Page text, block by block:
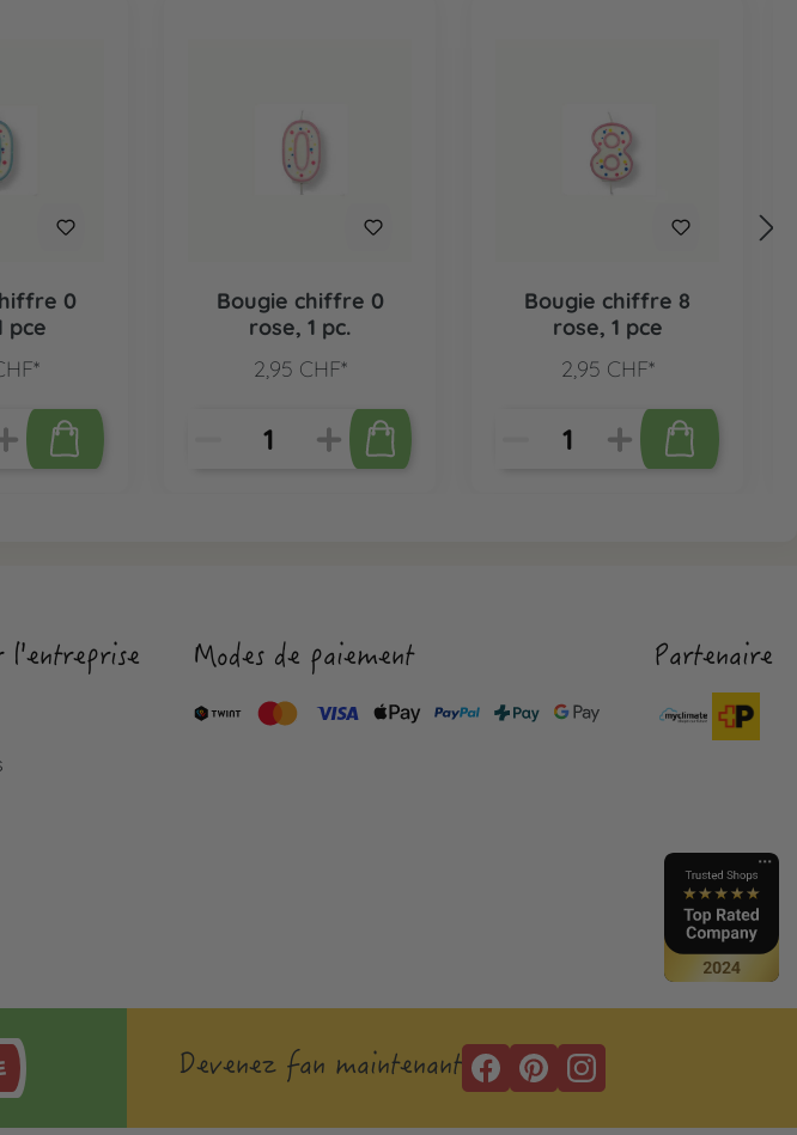
0
pce
Bougie chiffre 0
rose, 1 pc.
2,95 CHF*
Bougie chiffre 8
rose, 1 pce
2,95 CHF*
l'entreprise Modes de paiement Partenaire
Devenez fan maintenant